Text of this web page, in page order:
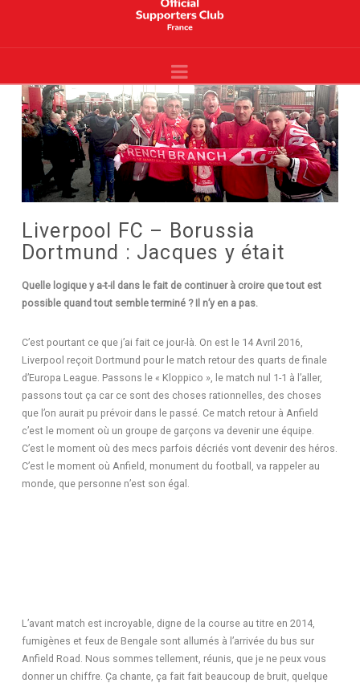
Liverpool
-
Site
Officiel
-
YNWA
Navigation
Liverpool FC – Borussia
Dortmund : Jacques y était
Quelle logique y a-t-il dans le fait de continuer à croire que tout est
possible quand tout semble terminé ? Il n’y en a pas.
C’est pourtant ce que j’ai fait ce jour-là. On est le 14 Avril 2016,
Liverpool reçoit Dortmund pour le match retour des quarts de finale
d’Europa League. Passons le « Kloppico », le match nul 1-1 à l’aller,
passons tout ça car ce sont des choses rationnelles, des choses
que l’on aurait pu prévoir dans le passé. Ce match retour à Anfield
c’est le moment où un groupe de garçons va devenir une équipe.
C’est le moment où des mecs parfois décriés vont devenir des héros.
C’est le moment où Anfield, monument du football, va rappeler au
monde, que personne n’est son égal.
L’avant match est incroyable, digne de la course au titre en 2014,
fumigènes et feux de Bengale sont allumés à l’arrivée du bus sur
Anfield Road. Nous sommes tellement, réunis, que je ne peux vous
donner un chiffre. Ça chante, ça fait fait beaucoup de bruit, quelque